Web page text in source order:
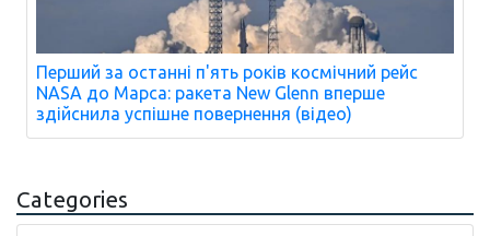
Перший за останні п'ять років космічний рейс
NASA до Марса: ракета New Glenn вперше
здійснила успішне повернення (відео)
Categories